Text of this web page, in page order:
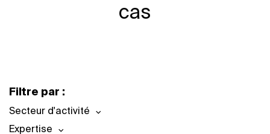
cas
Filtre par :
Secteur d'activité
Expertise